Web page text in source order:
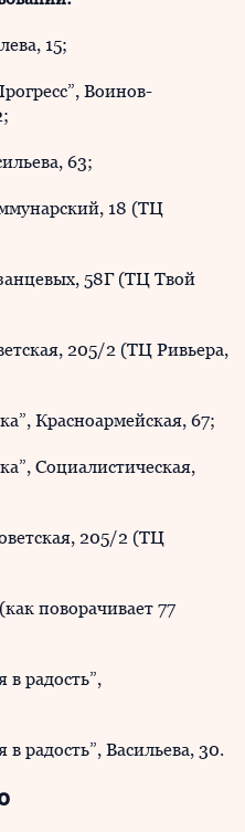
15;
Воинов-
63;
18 (ТЦ
58Г (ТЦ Твой
205/2 (ТЦ Ривьера,
Красноармейская, 67;
Социалистическая,
205/2 (ТЦ
поворачивает 77
радость”,
радость”, Васильева, 30.